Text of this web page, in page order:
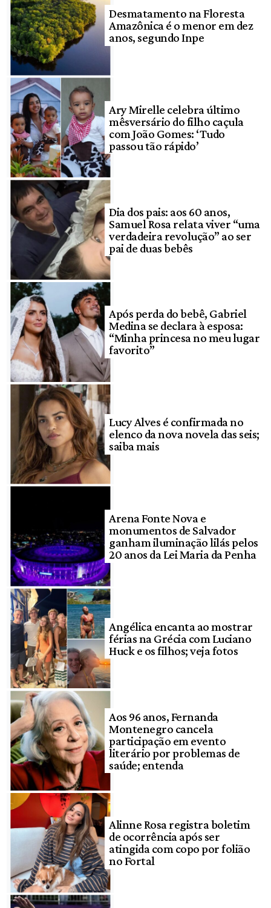
Desmatamento na Floresta
Amazônica é o menor em dez
anos, segundo Inpe
Ary Mirelle celebra último
mêsversário do filho caçula
com João Gomes: ‘Tudo
passou tão rápido’
Dia dos pais: aos 60 anos,
Samuel Rosa relata viver “uma
verdadeira revolução” ao ser
pai de duas bebês
Após perda do bebê, Gabriel
Medina se declara à esposa:
“Minha princesa no meu lugar
favorito”
Lucy Alves é confirmada no
elenco da nova novela das seis;
saiba mais
Arena Fonte Nova e
monumentos de Salvador
ganham iluminação lilás pelos
20 anos da Lei Maria da Penha
Angélica encanta ao mostrar
férias na Grécia com Luciano
Huck e os filhos; veja fotos
Aos 96 anos, Fernanda
Montenegro cancela
participação em evento
literário por problemas de
saúde; entenda
Alinne Rosa registra boletim
de ocorrência após ser
atingida com copo por folião
no Fortal